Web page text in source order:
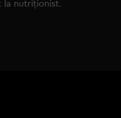
la nutriționist.